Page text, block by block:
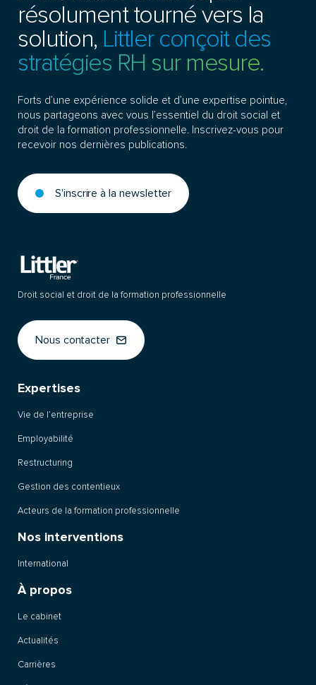
résolument tourné vers la
solution, Littler conçoit des
stratégies RH sur mesure.
Forts d’une expérience solide et d’une expertise pointue,
nous partageons avec vous l’essentiel du droit social et
droit de la formation professionnelle. Inscrivez-vous pour
recevoir nos dernières publications.
S'inscrire à la newsletter
Droit social et droit de la formation professionnelle
Nous contacter
Expertises
Vie de l’entreprise
Employabilité
Restructuring
Gestion des contentieux
Acteurs de la formation professionnelle
Nos interventions
International
À propos
Le cabinet
Actualités
Carrières